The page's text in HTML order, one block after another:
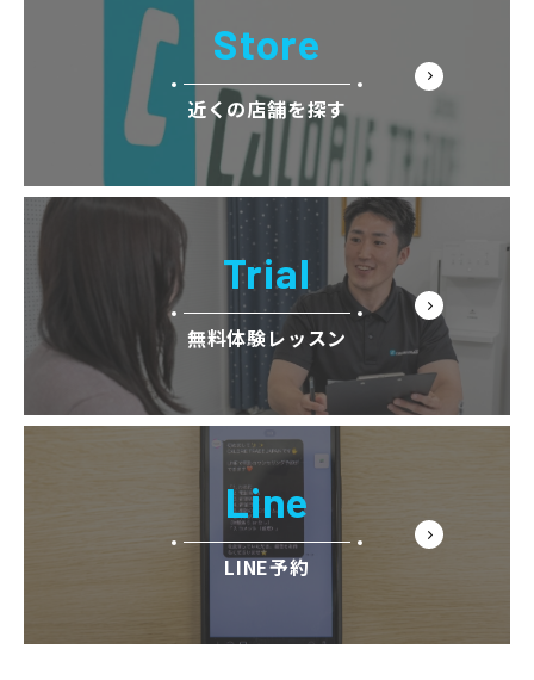
Store
近くの店舗を探す
Trial
無料体験レッスン
Line
LINE予約